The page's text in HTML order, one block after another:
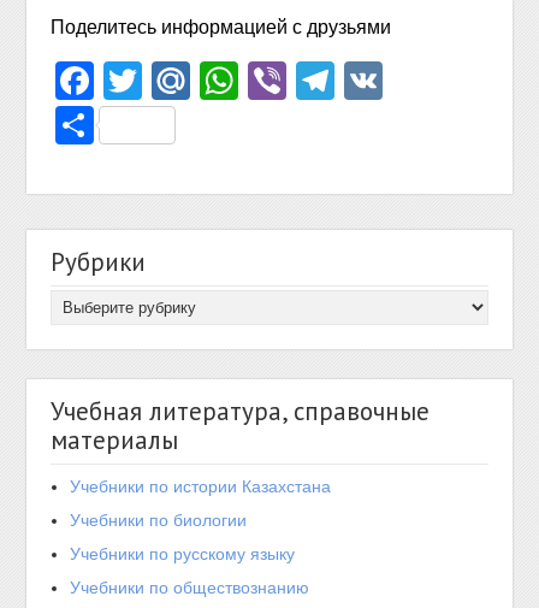
Поделитесь информацией с друзьями
Facebook
TwitterMail.Ru
WhatsApp
ViberTelegram
Отправить
Рубрики
Учебная литература, справочные
материалы
Учебники по истории Казахстана
Учебники по биологии
Учебники по русскому языку
Учебники по обществознанию